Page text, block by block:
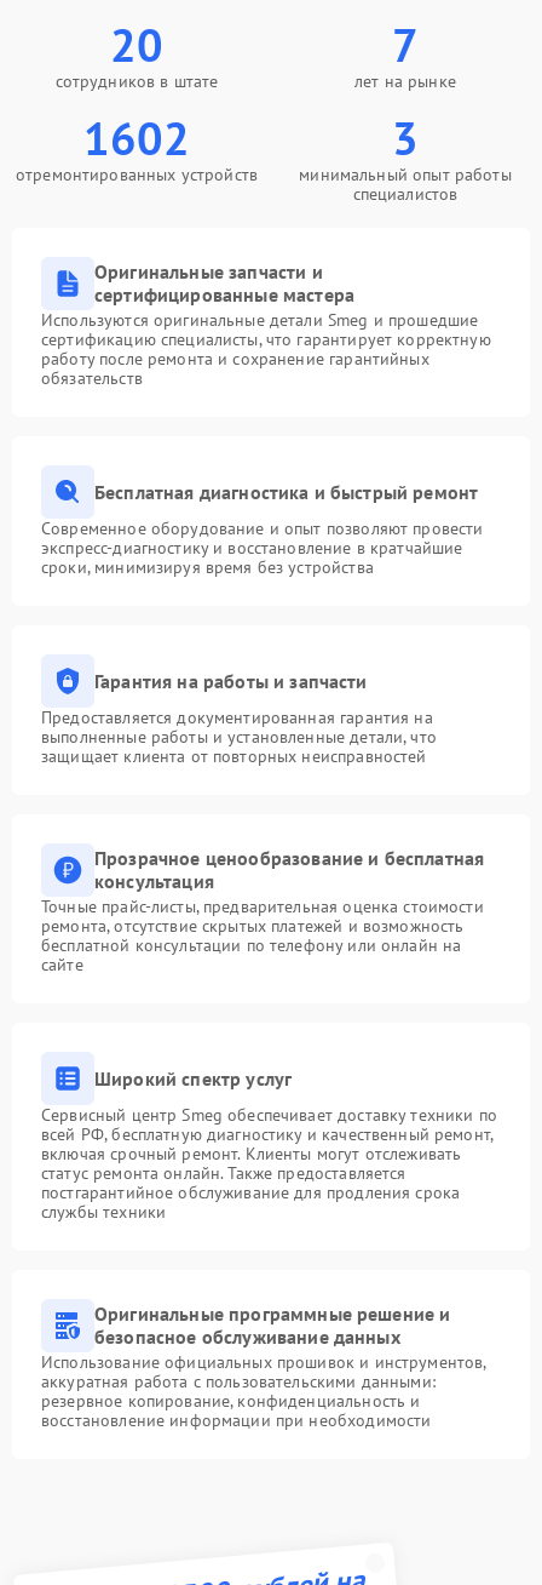
20
сотрудников в штате
7
лет на рынке
1602
отремонтированных устройств
3
минимальный опыт работы
специалистов
Оригинальные запчасти и
сертифицированные мастера
Используются оригинальные детали Smeg и прошедшие
сертификацию специалисты, что гарантирует корректную
работу после ремонта и сохранение гарантийных
обязательств
Бесплатная диагностика и быстрый ремонт
Современное оборудование и опыт позволяют провести
экспресс-диагностику и восстановление в кратчайшие
сроки, минимизируя время без устройства
Гарантия на работы и запчасти
Предоставляется документированная гарантия на
выполненные работы и установленные детали, что
защищает клиента от повторных неисправностей
Прозрачное ценообразование и бесплатная
консультация
Точные прайс-листы, предварительная оценка стоимости
ремонта, отсутствие скрытых платежей и возможность
бесплатной консультации по телефону или онлайн на
сайте
Широкий спектр услуг
Сервисный центр Smeg обеспечивает доставку техники по
всей РФ, бесплатную диагностику и качественный ремонт,
включая срочный ремонт. Клиенты могут отслеживать
статус ремонта онлайн. Также предоставляется
постгарантийное обслуживание для продления срока
службы техники
Оригинальные программные решение и
безопасное обслуживание данных
Использование официальных прошивок и инструментов,
аккуратная работа с пользовательскими данными:
резервное копирование, конфиденциальность и
восстановление информации при необходимости